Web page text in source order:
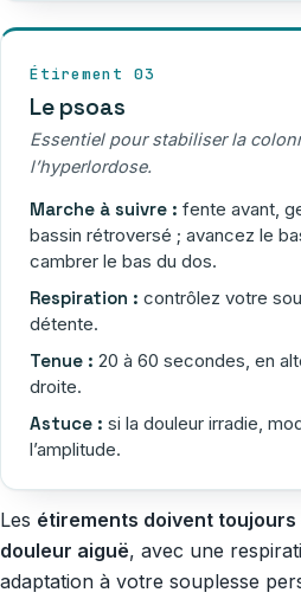
Étirement 03
Le psoas
Essentiel pour stabiliser la
l’hyperlordose.
Marche à suivre : fente avant,
bassin rétroversé ; avancez le
cambrer le bas du dos.
Respiration : contrôlez votre
détente.
Tenue : 20 à 60 secondes, en
droite.
Astuce : si la douleur irradie,
l’amplitude.
Les étirements doivent toujours
douleur aiguë, avec une
adaptation à votre souplesse